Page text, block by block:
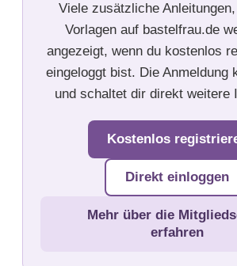
Viele zusätzliche
Vorlagen auf bastelfrau.de
angezeigt, wenn du kostenlos
eingeloggt bist. Die Anmeldung
und schaltet dir direkt weitere
Kostenlos
Direkt einloggen
Mehr über die
erfahren